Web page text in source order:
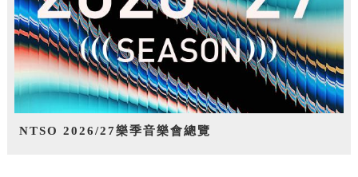
NTSO 2026/27樂季音樂會總覽